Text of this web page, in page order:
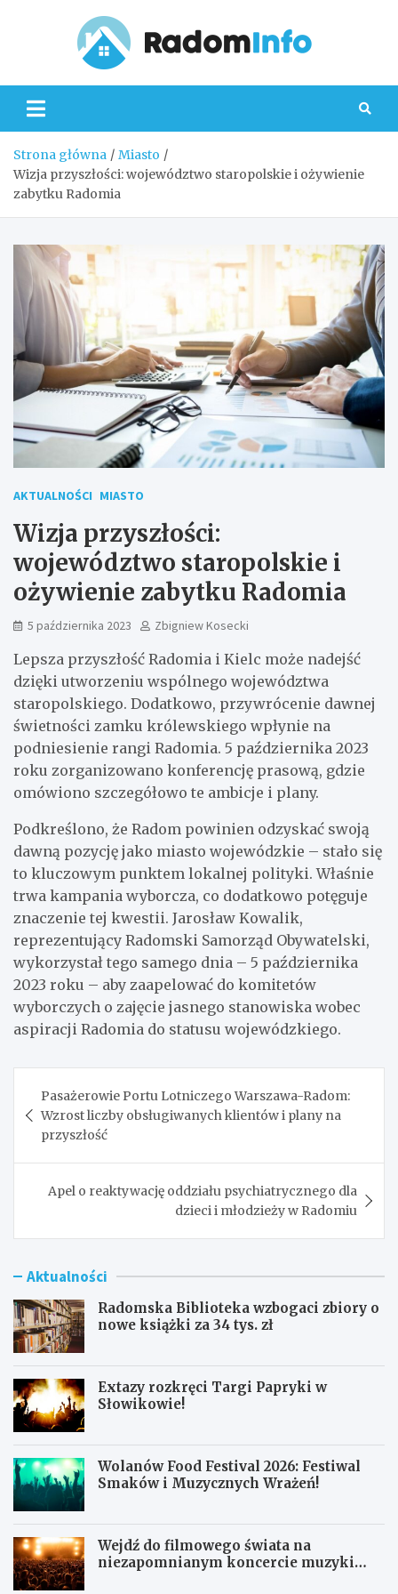
Strona główna
Miasto
Wizja przyszłości: województwo staropolskie i ożywienie
zabytku Radomia
AKTUALNOŚCI MIASTO
Wizja przyszłości:
województwo staropolskie i
ożywienie zabytku Radomia
5 października 2023 Zbigniew Kosecki
Lepsza przyszłość Radomia i Kielc może nadejść
dzięki utworzeniu wspólnego województwa
staropolskiego. Dodatkowo, przywrócenie dawnej
świetności zamku królewskiego wpłynie na
podniesienie rangi Radomia. 5 października 2023
roku zorganizowano konferencję prasową, gdzie
omówiono szczegółowo te ambicje i plany.
Podkreślono, że Radom powinien odzyskać swoją
dawną pozycję jako miasto wojewódzkie – stało się
to kluczowym punktem lokalnej polityki. Właśnie
trwa kampania wyborcza, co dodatkowo potęguje
znaczenie tej kwestii. Jarosław Kowalik,
reprezentujący Radomski Samorząd Obywatelski,
wykorzystał tego samego dnia – 5 października
2023 roku – aby zaapelować do komitetów
wyborczych o zajęcie jasnego stanowiska wobec
aspiracji Radomia do statusu wojewódzkiego.
wpisu
Pasażerowie Portu Lotniczego Warszawa-Radom:
Wzrost liczby obsługiwanych klientów i plany na
przyszłość
Apel o reaktywację oddziału psychiatrycznego dla
dzieci i młodzieży w Radomiu
Aktualności
Radomska Biblioteka wzbogaci zbiory o
nowe książki za 34 tys. zł
Extazy rozkręci Targi Papryki w
Słowikowie!
Wolanów Food Festival 2026: Festiwal
Smaków i Muzycznych Wrażeń!
Wejdź do filmowego świata na
niezapomnianym koncercie muzyki
R
E